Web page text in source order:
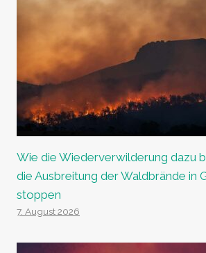
Wie die Wiederverwilderung dazu
die Ausbreitung der Waldbrände in
stoppen
7. August 2026